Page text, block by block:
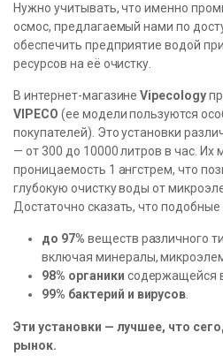
Нужно учитывать, что именно
осмос, предлагаемый нами по
обеспечить предприятие водой
ресурсов на её очистку.
В интернет-магазинеVipecology
VIPECO (ее модели пользуются
покупателей). Это установки
— от 300 до 10000 литров в час.
проницаемость 1 ангстрем, что
глубокую очистку воды от
Достаточно сказать, что
до 97% веществ различного
включая минералы,
98% органики содержащейся
99% бактерий и вирусов
Эти установки — лучшее, что
рынок.